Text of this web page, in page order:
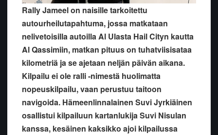
Rally Jameel on naisille tarkoitettu
autourheilutapahtuma, jossa matkataan
nelivetoisilla autoilla Al Ulasta Hail Cityn kautta
Al Qassimiin, matkan pituus on tuhatviisisataa
kilometriä ja se ajetaan neljän päivän aikana.
Kilpailu ei ole ralli -nimestä huolimatta
nopeuskilpailu, vaan perustuu taitoon
navigoida. Hämeenlinnalainen Suvi Jyrkiäinen
osallistui kilpailuun kartanlukija Suvi Nisulan
kanssa, kesäinen kaksikko ajoi kilpailussa